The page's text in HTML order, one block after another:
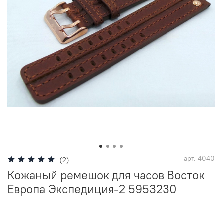
(2) арт. 4040
Кожаный ремешок для часов Восток
Европа Экспедиция-2 5953230